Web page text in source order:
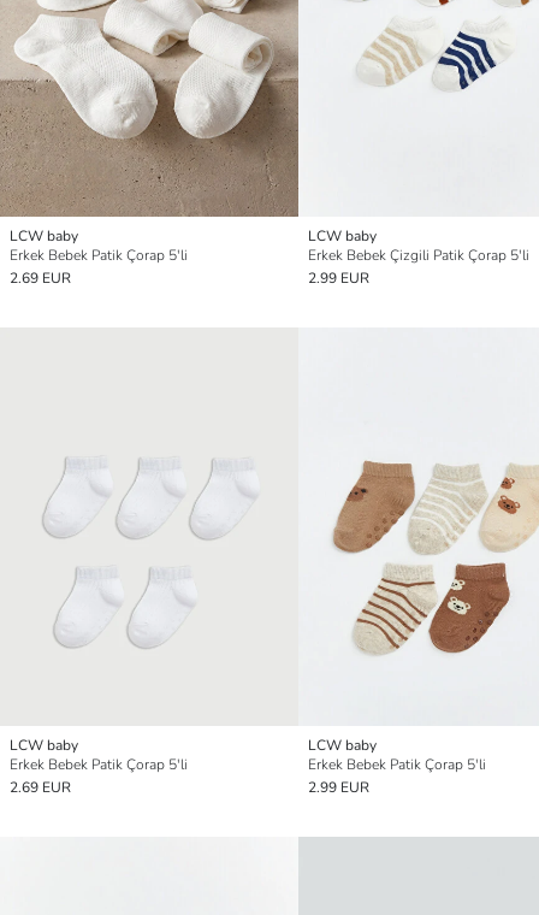
LCW baby
Erkek Bebek Patik Çorap 5'li
2.69 EUR
LCW baby
Erkek Bebek Çizgili Patik Çorap 5'li
2.99 EUR
LCW baby
Erkek Bebek Patik Çorap 5'li
2.69 EUR
LCW baby
Erkek Bebek Patik Çorap 5'li
2.99 EUR